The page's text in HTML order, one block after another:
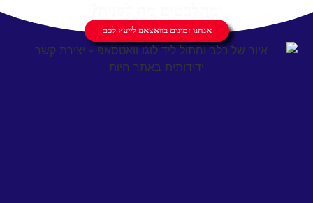
אנחנו זמינים בוואצאפ לייעץ לכם